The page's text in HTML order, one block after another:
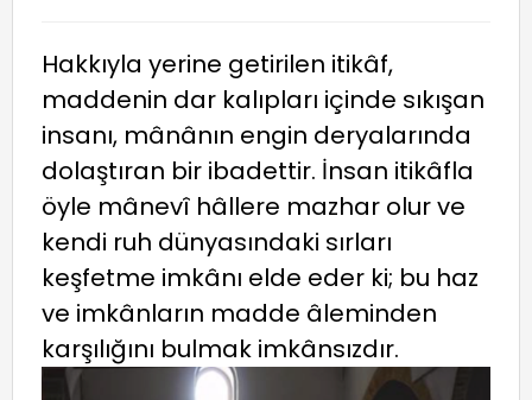
Hakkıyla yerine getirilen itikâf,
maddenin dar kalıpları içinde sıkışan
insanı, mânânın engin deryalarında
dolaştıran bir ibadettir. İnsan itikâfla
öyle mânevî hâllere mazhar olur ve
kendi ruh dünyasındaki sırları
keşfetme imkânı elde eder ki; bu haz
ve imkânların madde âleminden
karşılığını bulmak imkânsızdır.